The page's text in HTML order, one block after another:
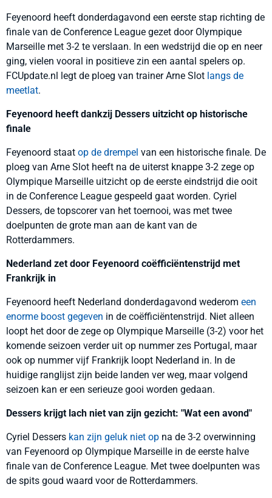
Feyenoord heeft donderdagavond een eerste stap richting de
finale van de Conference League gezet door Olympique
Marseille met 3-2 te verslaan. In een wedstrijd die op en neer
ging, vielen vooral in positieve zin een aantal spelers op.
FCUpdate.nl legt de ploeg van trainer Arne Slot langs de
meetlat.
Feyenoord heeft dankzij Dessers uitzicht op historische
finale
Feyenoord staat op de drempel van een historische finale. De
ploeg van Arne Slot heeft na de uiterst knappe 3-2 zege op
Olympique Marseille uitzicht op de eerste eindstrijd die ooit
in de Conference League gespeeld gaat worden. Cyriel
Dessers, de topscorer van het toernooi, was met twee
doelpunten de grote man aan de kant van de
Rotterdammers.
Nederland zet door Feyenoord coëfficiëntenstrijd met
Frankrijk in
Feyenoord heeft Nederland donderdagavond wederom een
enorme boost gegeven in de coëfficiëntenstrijd. Niet alleen
loopt het door de zege op Olympique Marseille (3-2) voor het
komende seizoen verder uit op nummer zes Portugal, maar
ook op nummer vijf Frankrijk loopt Nederland in. In de
huidige ranglijst zijn beide landen ver weg, maar volgend
seizoen kan er een serieuze gooi worden gedaan.
Dessers krijgt lach niet van zijn gezicht: "Wat een avond"
Cyriel Dessers kan zijn geluk niet op na de 3-2 overwinning
van Feyenoord op Olympique Marseille in de eerste halve
finale van de Conference League. Met twee doelpunten was
de spits goud waard voor de Rotterdammers.